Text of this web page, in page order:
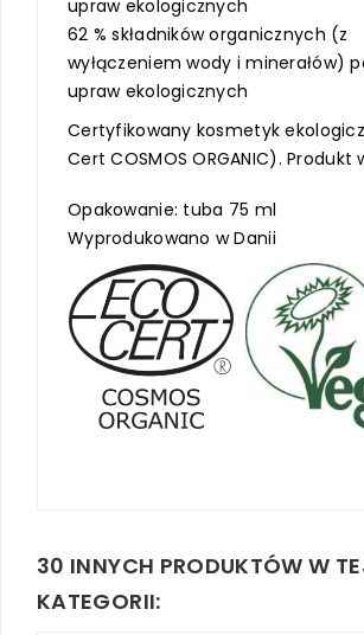
upraw ekologicznych
62 % składników organicznych (z
wyłączeniem wody i minerałów)
upraw ekologicznych
Certyfikowany kosmetyk
Cert COSMOS ORGANIC). Produkt
Opakowanie: tuba 75 ml
Wyprodukowano w Danii
30 INNYCH PRODUKTÓW W
KATEGORII: